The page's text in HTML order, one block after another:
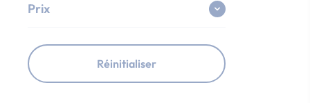
Prix
Réinitialiser